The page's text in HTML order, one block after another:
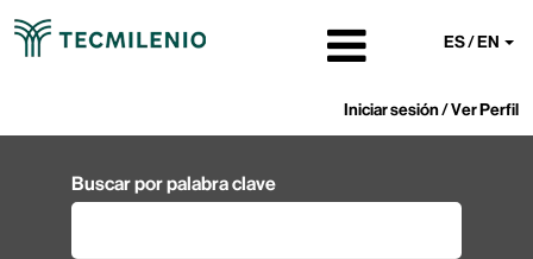
ES / EN
Iniciar sesión / Ver Perfil
Buscar por palabra clave